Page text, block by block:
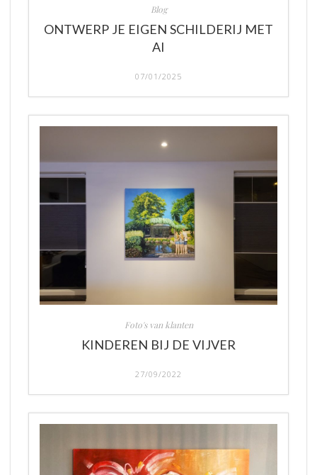
Blog
ONTWERP JE EIGEN SCHILDERIJ MET
AI
07/01/2025
Foto's van klanten
KINDEREN BIJ DE VIJVER
27/09/2022